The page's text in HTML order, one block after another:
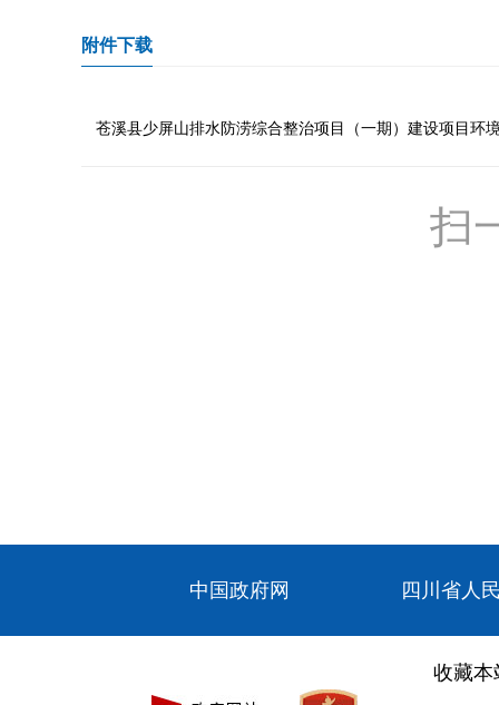
附件下载
苍溪县少屏山排水防涝综合整治项目（一期）建设项目环
扫
中国政府网 四川省人
收藏本